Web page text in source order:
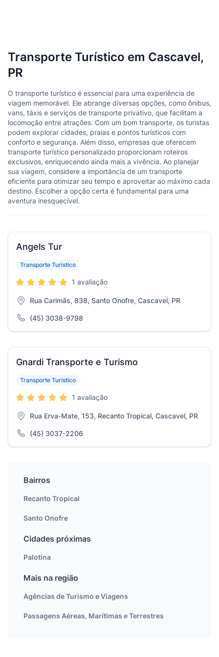
Transporte Turístico em Cascavel,
PR
O transporte turístico é essencial para uma experiência de
viagem memorável. Ele abrange diversas opções, como ônibus,
vans, táxis e serviços de transporte privativo, que facilitam a
locomoção entre atrações. Com um bom transporte, os turistas
podem explorar cidades, praias e pontos turísticos com
conforto e segurança. Além disso, empresas que oferecem
transporte turístico personalizado proporcionam roteiros
exclusivos, enriquecendo ainda mais a vivência. Ao planejar
sua viagem, considere a importância de um transporte
eficiente para otimizar seu tempo e aproveitar ao máximo cada
destino. Escolher a opção certa é fundamental para uma
aventura inesquecível.
Angels Tur
Transporte Turístico
1 avaliação
Rua Carimãs, 838, Santo Onofre, Cascavel, PR
(45) 3038-9798
Gnardi Transporte e Turismo
Transporte Turístico
1 avaliação
Rua Erva-Mate, 153, Recanto Tropical, Cascavel, PR
(45) 3037-2206
Bairros
Recanto Tropical
Santo Onofre
Cidades próximas
Palotina
Mais na região
Agências de Turismo e Viagens
Passagens Aéreas, Marítimas e Terrestres